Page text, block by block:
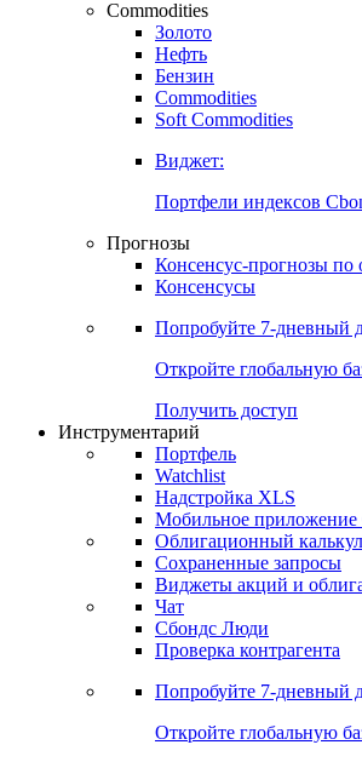
Commodities
Золото
Нефть
Бензин
Commodities
Soft Commodities
Виджет:
Портфели индексов
Прогнозы
Консенсус-прогнозы по
Консенсусы
Попробуйте 7-дневный
Откройте глобальную
Получить доступ
Инструментарий
Портфель
Watchlist
Надстройка XLS
Мобильное приложение
Облигационный
Сохраненные запросы
Виджеты акций и
Чат
Сбондс Люди
Проверка контрагента
Попробуйте 7-дневный
Откройте глобальную